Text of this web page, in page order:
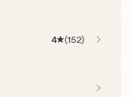
4 (152)